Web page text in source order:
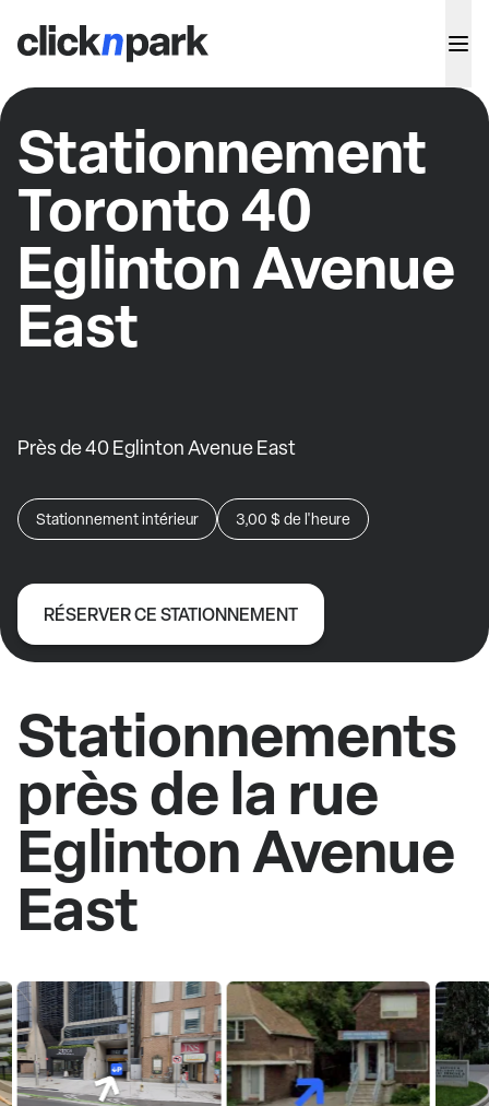
Stationnement
Toronto 40
Eglinton Avenue
East
Près de 40 Eglinton Avenue East
Stationnement intérieur 3,00 $ de l'heure
RÉSERVER CE STATIONNEMENT
Stationnements
près de la rue
Eglinton Avenue
East